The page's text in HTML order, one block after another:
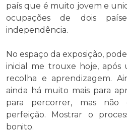
país que é muito jovem e
ocupações de dois
independência.
No espaço da exposição,
inicial me trouxe hoje, após
recolha e aprendizagem.
ainda há muito mais para
para percorrer, mas
perfeição. Mostrar o
bonito.